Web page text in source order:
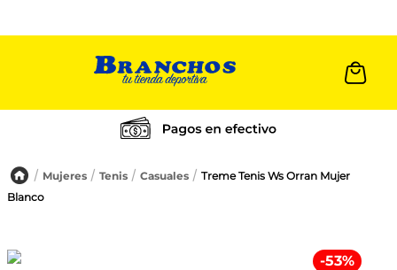
Mujeres Tenis Casuales
Treme Tenis Ws Orran Mujer
Blanco
-53%